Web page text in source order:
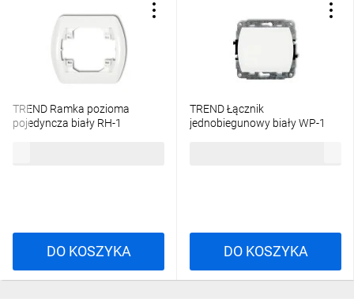
TREND Ramka pozioma
pojedyncza biały RH-1
DO KOSZYKA
TREND Łącznik
jednobiegunowy biały WP-1
DO KOSZYKA